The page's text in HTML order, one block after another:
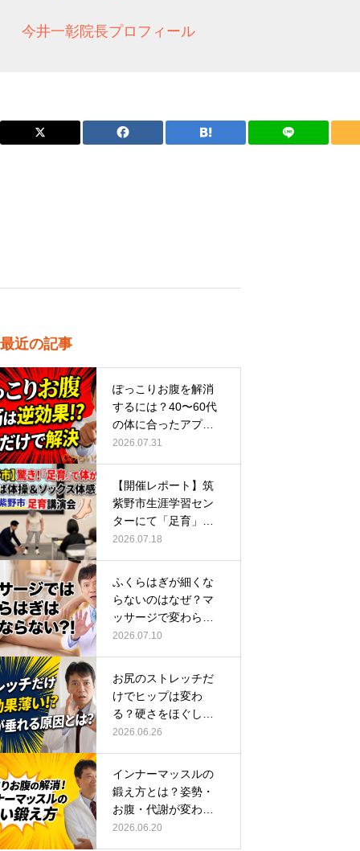
今井一彰院長プロフィール
最近の記事
ぽっこりお腹を解消
するには？40〜60代
の体に合ったアプロ
ーチ
2026.07.31
【開催レポート】筑
紫野市生涯学習セン
ターにて「足育」講
演会に登壇し…
2026.07.18
ふくらはぎが細くな
らないのはなぜ？マ
ッサージで変わらな
い根本原因
2026.07.10
お尻のストレッチだ
けでヒップは変わ
る？硬さをほぐして
整える正しい方…
2026.06.26
インナーマッスルの
鍛え方とは？姿勢・
お腹・代謝が変わる
トレーニング…
2026.06.20